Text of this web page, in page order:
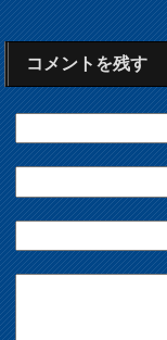
コメントを残す